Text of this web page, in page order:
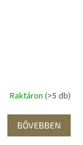
Raktáron (>5 db)
BŐVEBBEN